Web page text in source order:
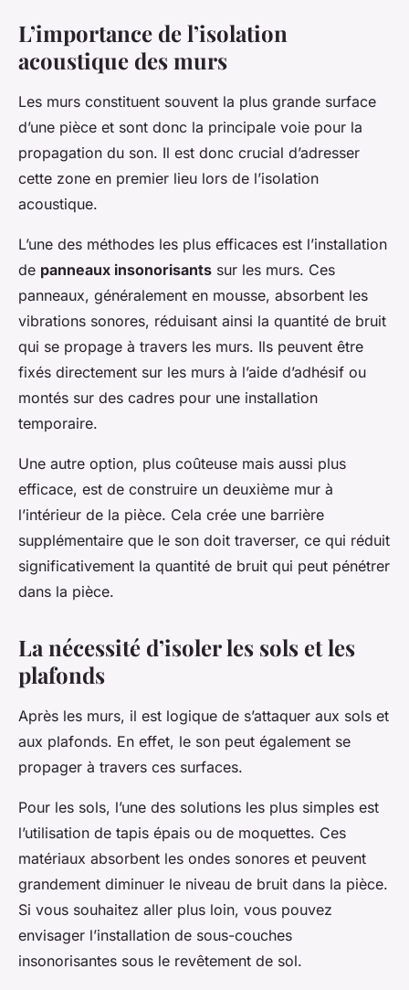
L’importance de l’isolation
acoustique des murs
Les murs constituent souvent la plus grande surface
d’une pièce et sont donc la principale voie pour la
propagation du son. Il est donc crucial d’adresser
cette zone en premier lieu lors de l’isolation
acoustique.
L’une des méthodes les plus efficaces est l’installation
de panneaux insonorisants sur les murs. Ces
panneaux, généralement en mousse, absorbent les
vibrations sonores, réduisant ainsi la quantité de bruit
qui se propage à travers les murs. Ils peuvent être
fixés directement sur les murs à l’aide d’adhésif ou
montés sur des cadres pour une installation
temporaire.
Une autre option, plus coûteuse mais aussi plus
efficace, est de construire un deuxième mur à
l’intérieur de la pièce. Cela crée une barrière
supplémentaire que le son doit traverser, ce qui réduit
significativement la quantité de bruit qui peut pénétrer
dans la pièce.
La nécessité d’isoler les sols et les
plafonds
Après les murs, il est logique de s’attaquer aux sols et
aux plafonds. En effet, le son peut également se
propager à travers ces surfaces.
Pour les sols, l’une des solutions les plus simples est
l’utilisation de tapis épais ou de moquettes. Ces
matériaux absorbent les ondes sonores et peuvent
grandement diminuer le niveau de bruit dans la pièce.
Si vous souhaitez aller plus loin, vous pouvez
envisager l’installation de sous-couches
insonorisantes sous le revêtement de sol.